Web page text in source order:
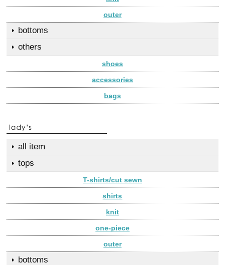
outer
bottoms
others
shoes
accessories
bags
all item
tops
T-shirts/cut sewn
shirts
knit
one-piece
outer
bottoms